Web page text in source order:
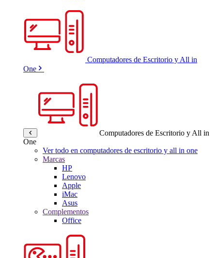
Computadores de Escritorio y All in
One
Computadores de Escritorio y All in
One
Ver todo en computadores de escritorio y all in one
Marcas
HP
Lenovo
Apple
iMac
Asus
Complementos
Office